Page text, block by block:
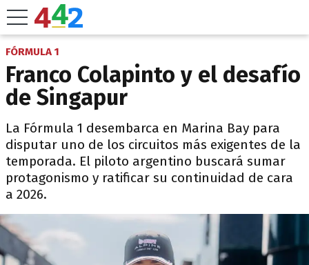
FÓRMULA 1
Franco Colapinto y el desafío
de Singapur
La Fórmula 1 desembarca en Marina Bay para
disputar uno de los circuitos más exigentes de la
temporada. El piloto argentino buscará sumar
protagonismo y ratificar su continuidad de cara
a 2026.